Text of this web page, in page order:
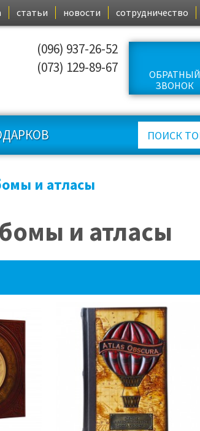
статьи новости сотрудничество
(096) 937-26-52
(073) 129-89-67
ОБРАТНЫЙ
ЗВОНОК
и атласы
и атласы